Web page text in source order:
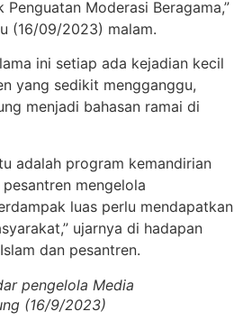
Penguatan Moderasi Beragama,”
(16/09/2023) malam.
ini setiap ada kejadian kecil
yang sedikit mengganggu,
menjadi bahasan ramai di
adalah program kemandirian
mengelola
luas perlu mendapatkan
ujarnya di hadapan
dan pesantren.
pengelola Media
(16/9/2023)